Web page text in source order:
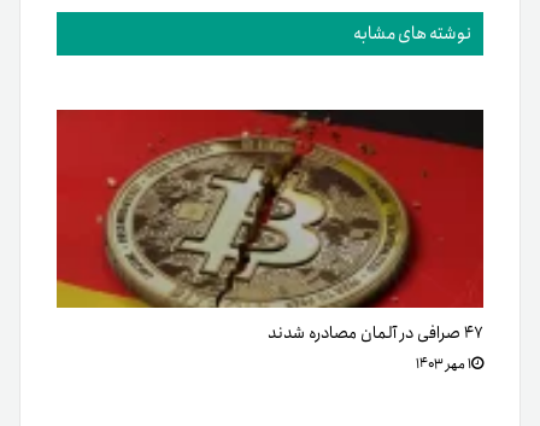
نوشته های مشابه
۴۷ صرافی در آلمان مصادره شدند
۱ مهر ۱۴۰۳